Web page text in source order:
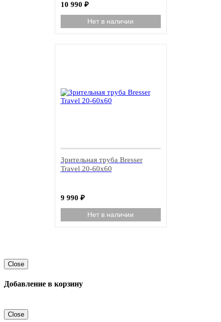
10 990 ₽
Нет в наличии
Зрительная труба Bresser
Travel 20-60x60
9 990 ₽
Нет в наличии
Close
Добавление в корзину
Close